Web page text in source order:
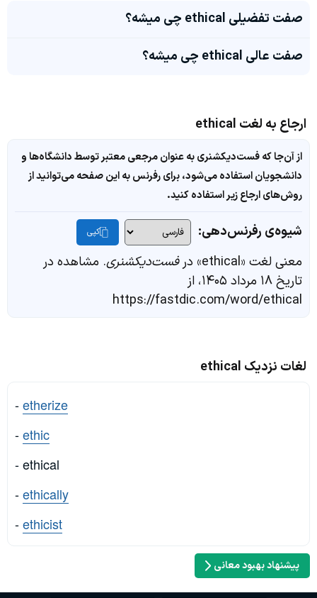
صفت تفضیلی ethical چی میشه؟
صفت عالی ethical چی میشه؟
ارجاع به لغت ethical
از آن‌جا که فست‌دیکشنری به عنوان مرجعی معتبر توسط دانشگاه‌ها و
دانشجویان استفاده می‌شود، برای رفرنس به این صفحه می‌توانید از
روش‌های ارجاع زیر استفاده کنید.
شیوه‌ی رفرنس‌دهی: کپی
معنی لغت «ethical» در فست‌دیکشنری. مشاهده در
تاریخ ۱۸ مرداد ۱۴۰۵، از
https://fastdic.com/word/ethical
لغات نزدیک ethical
-etherize
-ethic
- ethical
-ethically
-ethicist
پیشنهاد بهبود معانی